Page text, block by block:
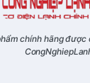
chính hãng được